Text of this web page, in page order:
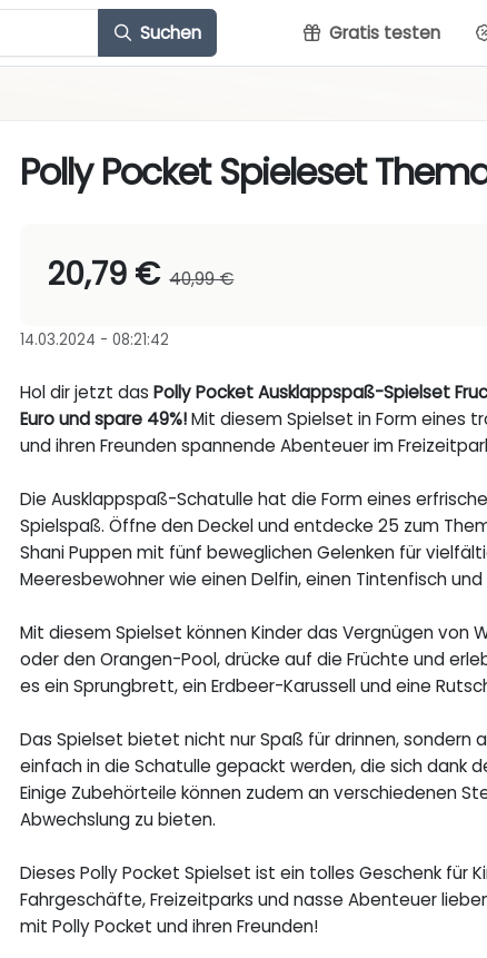
Suchen Gratis testen
Polly Pocket Spieleset
20,79 € 40,99 €
14.03.2024 - 08:21:42
Hol dir jetzt dasPolly Pocket Ausklappspaß-Spielset
Euro und spare 49%!Mit diesem Spielset in Form eines
und ihren Freunden spannende Abenteuer im
Die Ausklappspaß-Schatulle hat die Form eines
Spielspaß. Öffne den Deckel und entdecke 25 zum
Shani Puppen mit fünf beweglichen Gelenken für
Meeresbewohner wie einen Delfin, einen Tintenfisch
Mit diesem Spielset können Kinder das Vergnügen von
oder den Orangen-Pool, drücke auf die Früchte und
es ein Sprungbrett, ein Erdbeer-Karussell und eine
Das Spielset bietet nicht nur Spaß für drinnen, sondern
einfach in die Schatulle gepackt werden, die sich dank
Einige Zubehörteile können zudem an verschiedenen
Abwechslung zu bieten.
Dieses Polly Pocket Spielset ist ein tolles Geschenk für
Fahrgeschäfte, Freizeitparks und nasse Abenteuer
mit Polly Pocket und ihren Freunden!